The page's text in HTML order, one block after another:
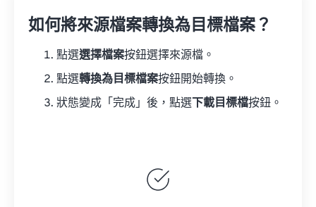
如何將來源檔案轉換為目標檔案？
點選選擇檔案按鈕選擇來源檔。
點選轉換為目標檔案按鈕開始轉換。
狀態變成「完成」後，點選 下載目標檔按鈕。